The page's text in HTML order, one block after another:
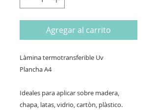
Agregar al carrito
Làmina termotransferible Uv
Plancha A4
Ideales para aplicar sobre madera,
chapa, latas, vidrio, cartòn, plàstico.